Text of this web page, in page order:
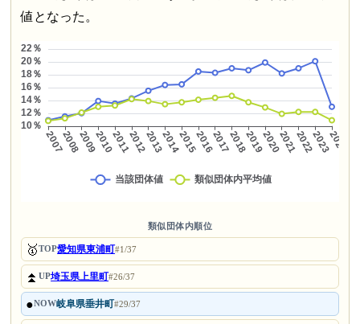
値となった。
類似団体内順位
🥇TOP愛知県東浦町#1/37
⏫UP埼玉県上里町#26/37
●NOW岐阜県垂井町#29/37